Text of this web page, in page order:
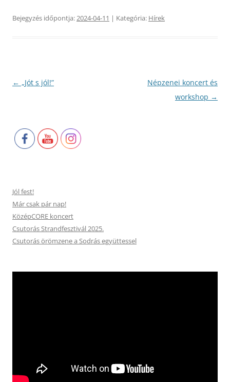
Bejegyzés időpontja:2024-04-11 | Kategória: Hírek
Bejegyzés
← „Jót s jól!”
Népzenei koncert és
workshop →
Jól fest!
Már csak pár nap!
KözépCORE koncert
Csutorás Strandfesztivál 2025.
Csutorás örömzene a Sodrás együttessel